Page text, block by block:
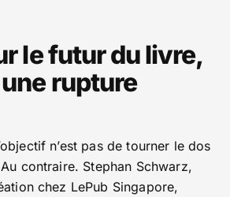
le futur du livre,
rupture
n’est pas de tourner le dos
contraire. Stephan Schwarz,
chez LePub Singapore,